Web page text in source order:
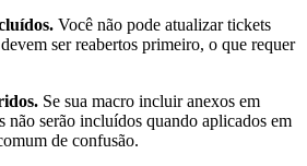
Você não pode atualizar tickets
ser reabertos primeiro, o que requer
Se sua macro incluir anexos em
não serão incluídos quando aplicados em
de confusão.